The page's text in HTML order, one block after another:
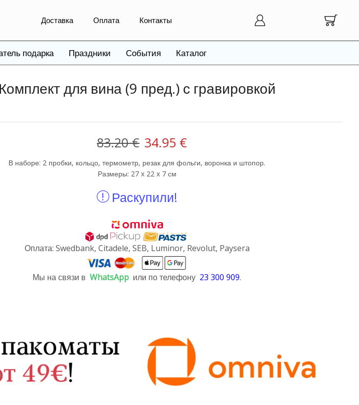
Доставка Оплата Контакты
подарка Праздники События Каталог
Комплект для вина (9 пред.) с гравировкой
83.20€ Первоначальная
цена
составляла
83.20 €.
34.95 €Текущая
цена:
В наборе: 2 пробки, кольцо, термометр, резак для фольги, воронка и штопор.
Размеры: 27 x 22 x 7 см
Раскупили!
Оплата: Swedbank, Citadele, SEB, Luminor, Revolut, Paysera
Мы на связи вWhatsApp или по телефону 23 300 909.